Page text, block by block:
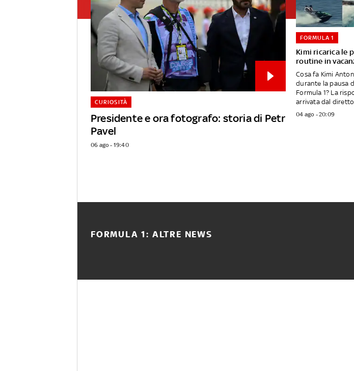
Presidente e ora fotografo: storia di Petr
Pavel
CURIOSITÀ
06 ago - 19:40
Kimi ricarica le
routine in
FORMULA 1
Cosa fa Kimi
durante la pausa
Formula 1? La
arrivata dal
04 ago - 20:09
FORMULA 1: ALTRE NEWS